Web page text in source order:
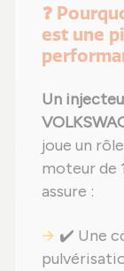
❓
est une
Un
joue un
moteur de
assure :
✔️ Une